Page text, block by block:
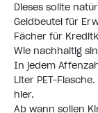
Dieses sollte
Geldbeutel für
Fächer für
Wie nachhaltig
In jedem
Liter PET-
hier.
Ab wann sollen